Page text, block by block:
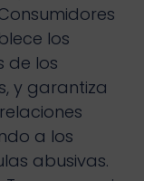
los
de los
y garantiza
a los
abusivas.